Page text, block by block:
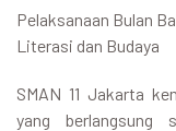
Pelaksanaan Bulan
Literasi dan Budaya
SMAN 11 Jakarta
yang berlangsung